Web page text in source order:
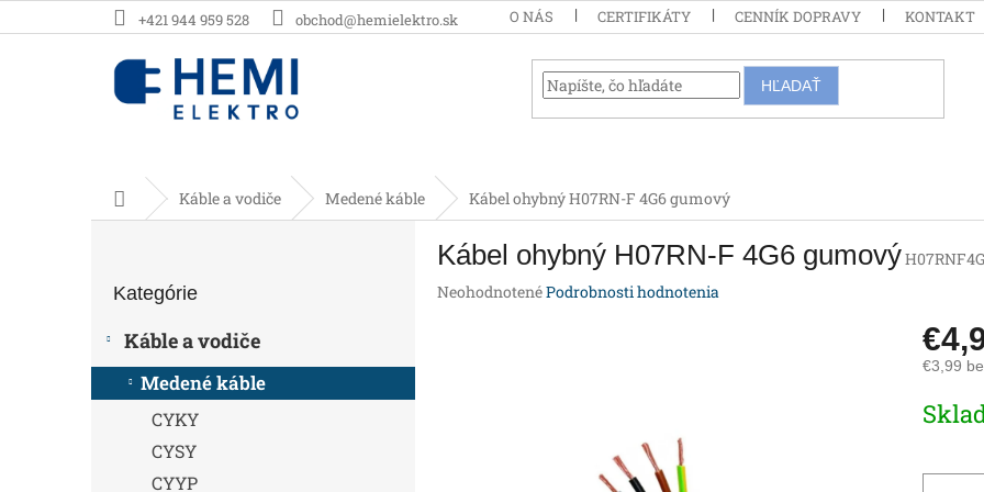
na
+421 944 959 528 obchod@hemielektro.sk O NÁS CERTIFIKÁTY CENNÍK DOPRAVY KONTAKT
HĽADAŤ
DomovKáble a vodiče Medené káble Kábel ohybný H07RN-F 4G6 gumový
n
kategórie
Kategórie
Káble a vodiče
Medené káble
CYKY
CYSY
CYYP
Kábel ohybný H07RN-F 4G6 gumový
Priemerné
NeohodnotenéPodrobnosti hodnotenia
€3,99
cena: